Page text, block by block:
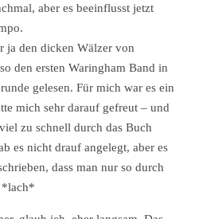
aber es beeinflusst jetzt
ja den dicken Wälzer von
den ersten Waringham Band in
gelesen. Für mich war es ein
mich sehr darauf gefreut – und
zu schnell durch das Buch
es nicht drauf angelegt, aber es
dass man nur so durch
*lach*